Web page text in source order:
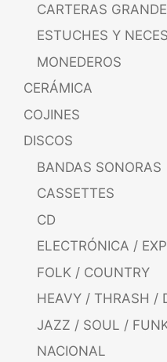
CARTERAS
ESTUCHES Y
MONEDEROS
CERÁMICA
COJINES
DISCOS
BANDAS SONORAS
CASSETTES
CD
ELECTRÓNICA /
FOLK / COUNTRY
HEAVY / THRASH /
JAZZ / SOUL /
NACIONAL